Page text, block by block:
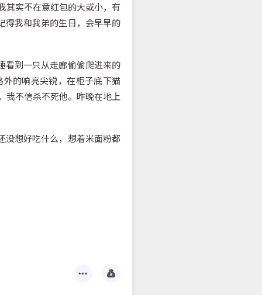
其实不在意红包的大或小，有
得我和我弟的生日，会早早的
看到一只从走廊偷偷爬进来的
的响亮尖锐，在柜子底下猫
不信杀不死他。昨晚在地上
没想好吃什么，想着米面粉都